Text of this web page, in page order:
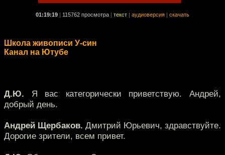
01:19:19 115762 просмотра текст аудиоверсия скачать
Школа живописи У-син
Канал на Ютубе
Д.Ю. Я вас категорически приветствую. Андрей,
добрый день.
Андрей Щербаков. Дмитрий Юрьевич, здравствуйте.
Дорогие зрители, всем привет.